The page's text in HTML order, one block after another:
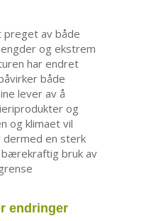
av både
og ekstrem
har endret
både
lever av å
og
og klimaet vil
dermed en sterk
bruk av
endringer